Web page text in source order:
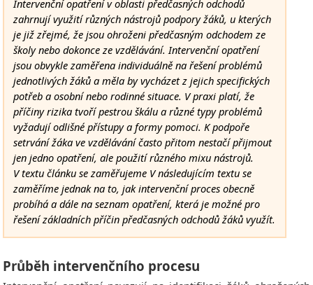
Intervenční opatření v oblasti předčasných odchodů
zahrnují využití různých nástrojů podpory žáků, u kterých
je již zřejmé, že jsou ohroženi předčasným odchodem ze
školy nebo dokonce ze vzdělávání. Intervenční opatření
jsou obvykle zaměřena individuálně na řešení problémů
jednotlivých žáků a měla by vycházet z jejich specifických
potřeb a osobní nebo rodinné situace. V praxi platí, že
příčiny rizika tvoří pestrou škálu a různé typy problémů
vyžadují odlišné přístupy a formy pomoci. K podpoře
setrvání žáka ve vzdělávání často přitom nestačí přijmout
jen jedno opatření, ale použití různého mixu nástrojů.
V textu článku se zaměřujeme V následujícím textu se
zaměříme jednak na to, jak intervenční proces obecně
probíhá a dále na seznam opatření, která je možné pro
řešení základních příčin předčasných odchodů žáků využít.
Průběh intervenčního procesu